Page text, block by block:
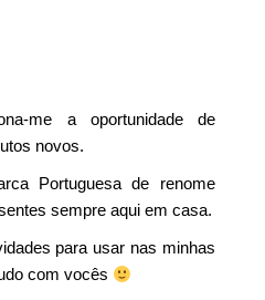
me a oportunidade de
novos.
Portuguesa de renome
sempre aqui em casa.
para usar nas minhas
com vocês